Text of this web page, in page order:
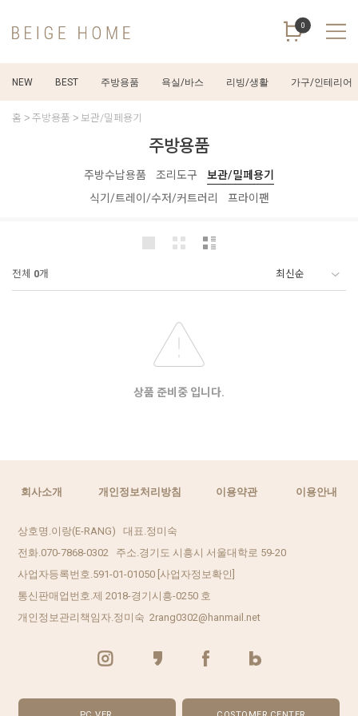
0
NEW BEST 주방용품 욕실/바스 리빙/생활 가구/인테리어
홈 주방용품 보관/밀페용기
주방용품
주방수납용품 조리도구
보관/밀페용기
식기/트레이/수저/커트러리
프라이팬
전체 0개
상품 준비중 입니다.
회사소개 개인정보처리방침 이용약관 이용안내
상호명.이랑(E-RANG) 대표.정미숙
전화.070-7868-0302 주소.경기도 시흥시 서울대학로 59-20
사업자등록번호.591-01-01050 [사업자정보확인]
통신판매업번호.제 2018-경기시흥-0250 호
개인정보관리책임자.정미숙 2rang0302@hanmail.net